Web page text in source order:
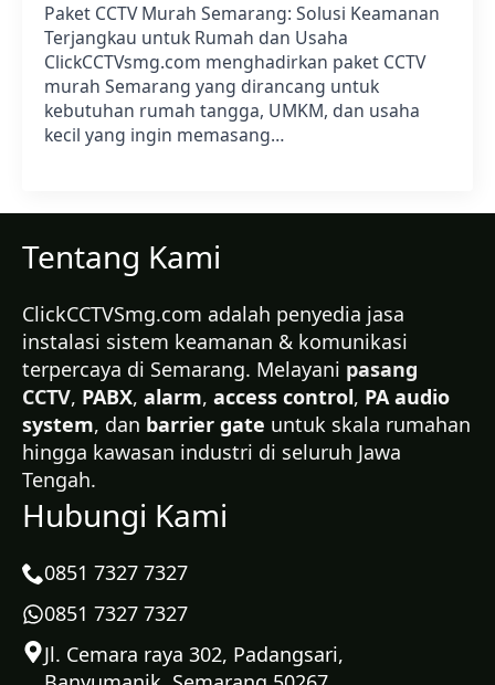
Paket CCTV Murah Semarang: Solusi Keamanan
Terjangkau untuk Rumah dan Usaha
ClickCCTVsmg.com menghadirkan paket CCTV
murah Semarang yang dirancang untuk
kebutuhan rumah tangga, UMKM, dan usaha
kecil yang ingin memasang…
Tentang Kami
ClickCCTVSmg.com adalah penyedia jasa
instalasi sistem keamanan & komunikasi
terpercaya di Semarang. Melayani pasang
CCTV, PABX, alarm, access control, PA audio
system, dan barrier gate untuk skala rumahan
hingga kawasan industri di seluruh Jawa
Tengah.
Hubungi Kami
0851 7327 7327
0851 7327 7327
Jl. Cemara raya 302, Padangsari,